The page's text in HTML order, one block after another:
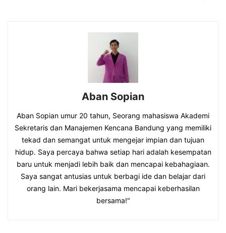
Aban Sopian
Aban Sopian umur 20 tahun, Seorang mahasiswa Akademi
Sekretaris dan Manajemen Kencana Bandung yang memiliki
tekad dan semangat untuk mengejar impian dan tujuan
hidup. Saya percaya bahwa setiap hari adalah kesempatan
baru untuk menjadi lebih baik dan mencapai kebahagiaan.
Saya sangat antusias untuk berbagi ide dan belajar dari
orang lain. Mari bekerjasama mencapai keberhasilan
bersama!"